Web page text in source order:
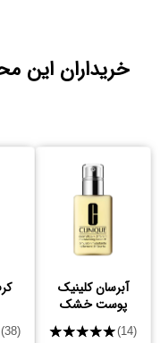
خریداران این
آبرسان کلینیک
پوست خشک
★★★★★(14)
(38)